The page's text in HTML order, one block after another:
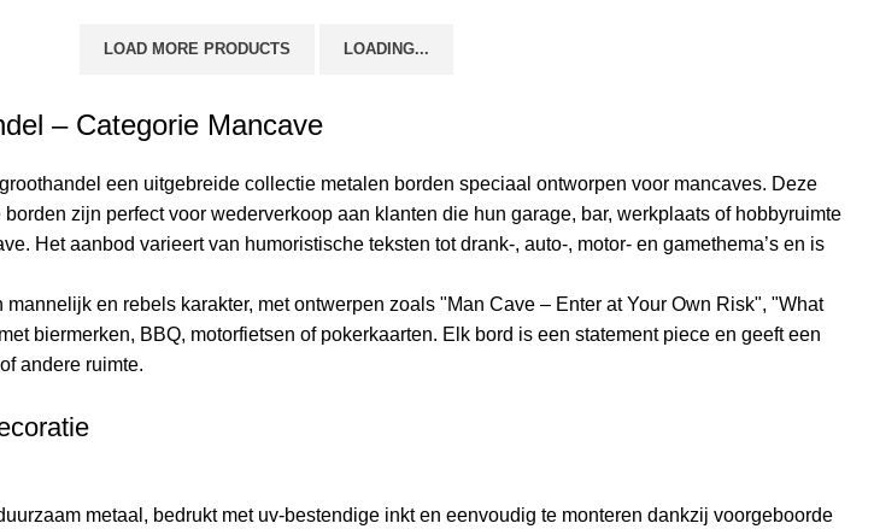
LOAD MORE PRODUCTS LOADING...
– Categorie Mancave
een uitgebreide collectie metalen borden speciaal ontworpen voor mancaves. Deze
zijn perfect voor wederverkoop aan klanten die hun garage, bar, werkplaats of hobbyruimte
Het aanbod varieert van humoristische teksten tot drank-, auto-, motor- en gamethema’s en is
en rebels karakter, met ontwerpen zoals "Man Cave – Enter at Your Own Risk", "What
biermerken, BBQ, motorfietsen of pokerkaarten. Elk bord is een statement piece en geeft een
andere ruimte.
metaal, bedrukt met uv-bestendige inkt en eenvoudig te monteren dankzij voorgeboorde